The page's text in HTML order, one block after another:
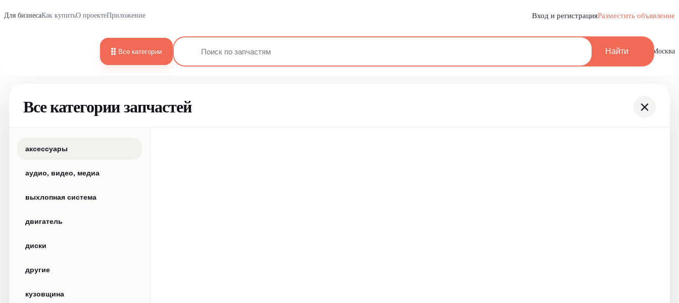
Для бизнесаКак купитьО проектеПриложение Вход и регистрацияРазместить объявление
Все категории Найти Москва
Все категории запчастей ×
аксессуары
аудио, видео, медиа
выхлопная система
двигатель
диски
другие
кузовщина